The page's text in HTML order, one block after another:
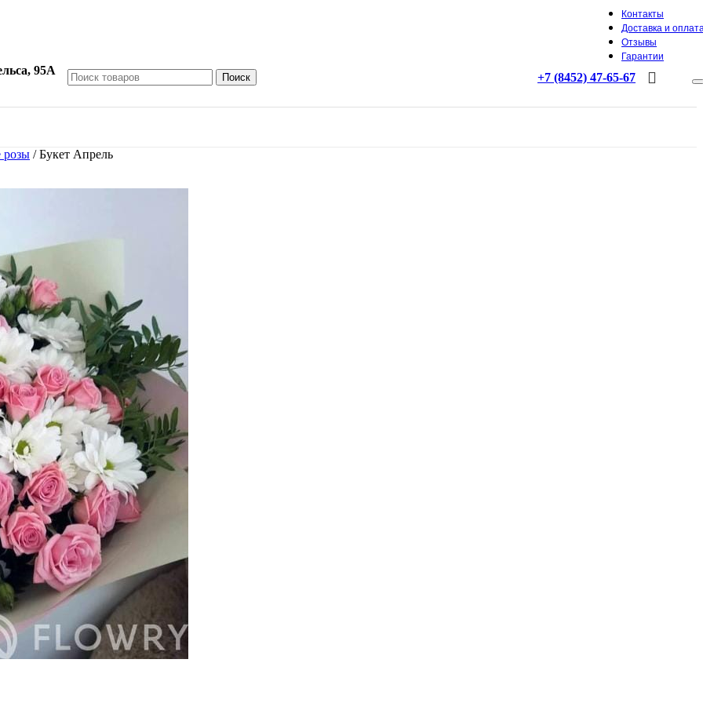
Контакты
Доставка и
Отзывы
Гарантии
95А
Поиск +7 (8452) 47-65-67
розы /Букет Апрель